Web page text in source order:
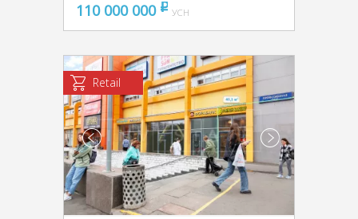
110 000 000 pуб
УСН
Retail